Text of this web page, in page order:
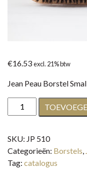
€16.53excl. 21% btw
Jean Peau Borstel
Jean
Peau
Smal
Bristle
aantal
SKU: JP 510
Categorieën: Borstels
Tag: catalogus